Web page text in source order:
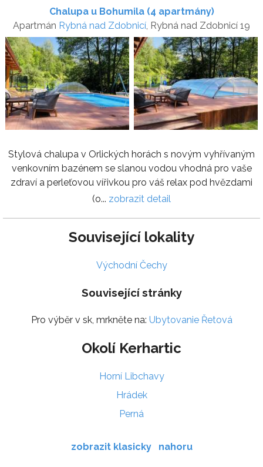
Chalupa u Bohumila (4 apartmány)
Apartmán Rybná nad Zdobnicí , Rybná nad Zdobnicí 19
Stylová chalupa v Orlických horách s novým vyhřívaným
venkovním bazénem se slanou vodou vhodná pro vaše
zdraví a perleťovou vířivkou pro váš relax pod hvězdami
(o... zobrazit detail
Související lokality
Východní Čechy
Související stránky
Pro výběr v sk, mrkněte na: Ubytovanie Řetová
Okolí Kerhartic
Horní Libchavy
Hrádek
Perná
zobrazit klasicky nahoru